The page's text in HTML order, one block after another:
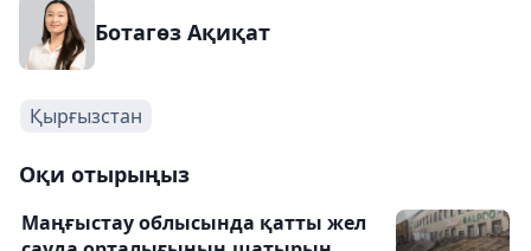
Ботагөз Ақиқат
Қырғызстан
Оқи отырыңыз
Маңғыстау облысында қатты жел